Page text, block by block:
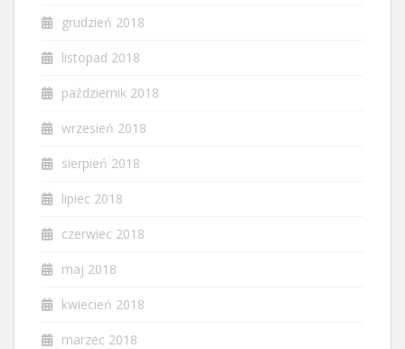
grudzień 2018
listopad 2018
październik 2018
wrzesień 2018
sierpień 2018
lipiec 2018
czerwiec 2018
maj 2018
kwiecień 2018
marzec 2018